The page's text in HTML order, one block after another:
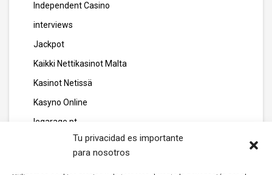
Tu privacidad es importante
para nosotros
Independent Casino
interviews
Jackpot
Kaikki Nettikasinot Malta
Kasinot Netissä
Kasyno Online
legarage.pt
Livebetting